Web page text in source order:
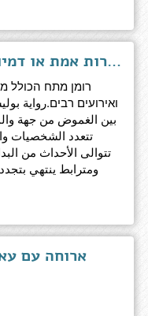
פנים אחרות אמת או דמיון, وجه آخر حقيقة أم خيال
רומן מתח הכולל
ואירועים רבים.رواية
بين الغموض من جهة
تتعدد الشخصيات
تتوالى الأحداث من
ومترابط ينتهي
ארוחה עם